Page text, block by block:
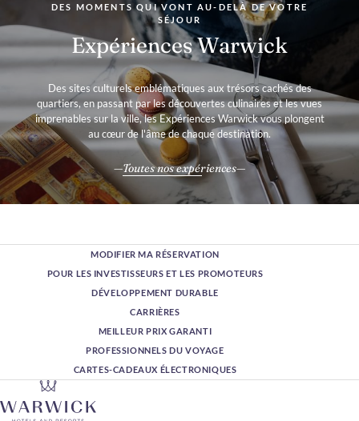
DES MOMENTS QUI VONT AU-DELÀ DE VOTRE
SÉJOUR
Expériences Warwick
Des sites culturels emblématiques aux trésors cachés des
quartiers, en passant par les découvertes culinaires et les vues
imprenables sur la ville, les Expériences Warwick vous plongent
au cœur de l'âme de chaque destination.
Toutes nos expériences
MODIFIER MA RÉSERVATION
POUR LES INVESTISSEURS ET LES PROMOTEURS
DÉVELOPPEMENT DURABLE
CARRIÈRES
MEILLEUR PRIX GARANTI
PROFESSIONNELS DU VOYAGE
CARTES-CADEAUX ÉLECTRONIQUES